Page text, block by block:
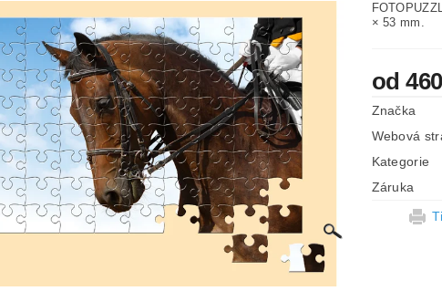
× 53 mm.
od
Značka
Webová
Kategorie
Záruka